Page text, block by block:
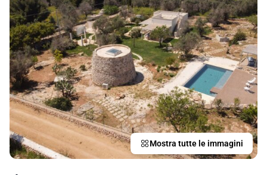
Mostra tutte le immagini